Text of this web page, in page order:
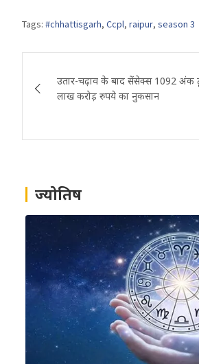
Tags: #chhattisgarh, Ccpl, raipur, season 3
navigation
उतार-चढ़ाव के बाद सेंसेक्स 1092 अंक
लाख करोड़ रुपये का नुकसान
ज्योतिष